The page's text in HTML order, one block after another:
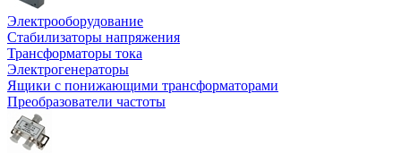
Электрооборудование
Стабилизаторы напряжения
Трансформаторы тока
Электрогенераторы
Ящики с понижающими трансформаторами
Преобразователи частоты